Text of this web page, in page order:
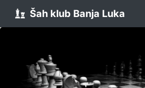
Šah klub Banja Luka